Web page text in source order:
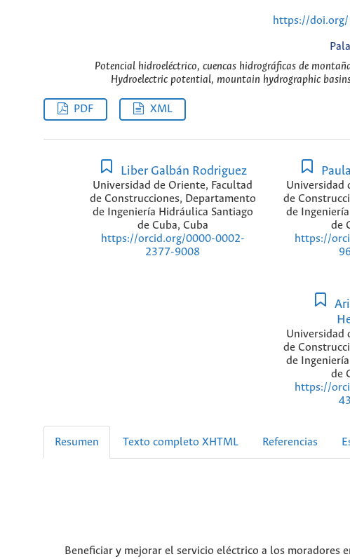
https://
Potencial hidroeléctrico, cuencas hidrográficas de
Hydroelectric potential, mountain hydrographic
PDF XML
Liber Galbán Rodriguez
Universidad de Oriente, Facultad
de Construcciones, Departamento
de Ingeniería Hidráulica Santiago
de Cuba, Cuba
https://orcid.org/0000-0002-
2377-9008
Universidad
de
de
de
https://
Universidad
de
de
de
https://
Resumen Texto completo XHTML Referencias
Beneficiar y mejorar el servicio eléctrico a los moradores